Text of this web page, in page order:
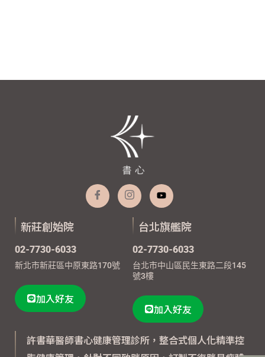
新莊創始院
02-7730-6033
新北市新莊區中原東路170號
加入好友
台北旗艦院
02-7730-6033
台北市中山區民生東路二段145
號3樓
加入好友
許書華醫師書心健康管理診所，整合式個人化精準控